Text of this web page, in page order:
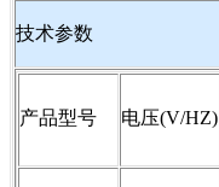
技术参数
产品型号 电压(V/HZ)